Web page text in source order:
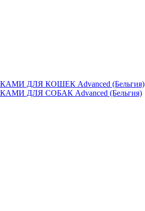
ДЛЯ КОШЕК Advanced (Бельгия)
ДЛЯ СОБАК Advanced (Бельгия)